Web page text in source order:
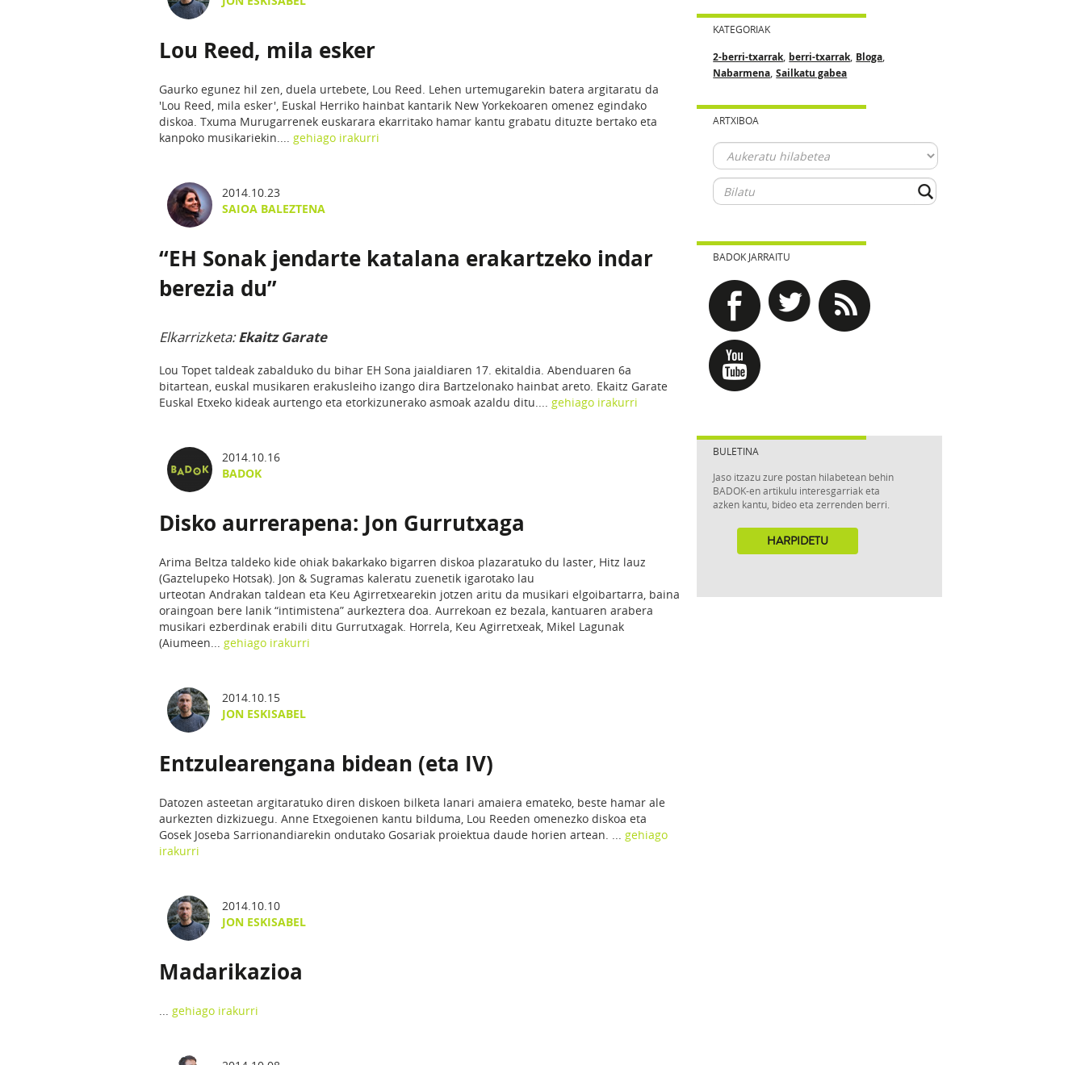
Lou Reed, mila esker
Gaurko egunez hil zen, duela urtebete, Lou Reed. Lehen urtemugarekin batera argitaratu da
'Lou Reed, mila esker', Euskal Herriko hainbat kantarik New Yorkekoaren omenez egindako
diskoa. Txuma Murugarrenek euskarara ekarritako hamar kantu grabatu dituzte bertako eta
kanpoko musikariekin.... gehiago irakurri
2014.10.23
SAIOA BALEZTENA
“EH Sonak jendarte katalana erakartzeko indar
berezia du”
Elkarrizketa:Ekaitz Garate
Lou Topet taldeak zabalduko du bihar EH Sona jaialdiaren 17. ekitaldia. Abenduaren 6a
bitartean, euskal musikaren erakusleiho izango dira Bartzelonako hainbat areto. Ekaitz Garate
Euskal Etxeko kideak aurtengo eta etorkizunerako asmoak azaldu ditu.... gehiago irakurri
2014.10.16
BADOK
Disko aurrerapena: Jon Gurrutxaga
Arima Beltza taldeko kide ohiak bakarkako bigarren diskoa plazaratuko du laster, Hitz lauz
(Gaztelupeko Hotsak). Jon & Sugramas kaleratu zuenetik igarotako lau
urteotan Andrakan taldean eta Keu Agirretxearekin jotzen aritu da musikari elgoibartarra, baina
oraingoan bere lanik “intimistena” aurkeztera doa. Aurrekoan ez bezala, kantuaren arabera
musikari ezberdinak erabili ditu Gurrutxagak. Horrela, Keu Agirretxeak, Mikel Lagunak
(Aiumeen... gehiago irakurri
2014.10.15
JON ESKISABEL
Entzulearengana bidean (eta IV)
Datozen asteetan argitaratuko diren diskoen bilketa lanari amaiera emateko, beste hamar ale
aurkezten dizkizuegu. Anne Etxegoienen kantu bilduma, Lou Reeden omenezko diskoa eta
Gosek Joseba Sarrionandiarekin ondutako Gosariak proiektua daude horien artean. ... gehiago
irakurri
2014.10.10
JON ESKISABEL
Madarikazioa
... gehiago irakurri
KATEGORIAK
2-berri-txarrak, berri-txarrak, Bloga,
Nabarmena,Sailkatu gabea
ARTXIBOA
BADOK JARRAITU
BULETINA
Jaso itzazu zure postan hilabetean behin
BADOK-en artikulu interesgarriak eta
azken kantu, bideo eta zerrenden berri.
HARPIDETU